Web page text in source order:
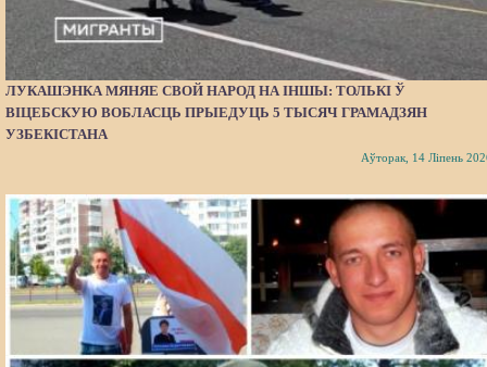
ЛУКАШЭНКА МЯНЯЕ СВОЙ НАРОД НА ІНШЫ: ТОЛЬКІ Ў
ВІЦЕБСКУЮ ВОБЛАСЦЬ ПРЫЕДУЦЬ 5 ТЫСЯЧ ГРАМАДЗЯН
УЗБЕКІСТАНА
Аўторак, 14 Ліпень